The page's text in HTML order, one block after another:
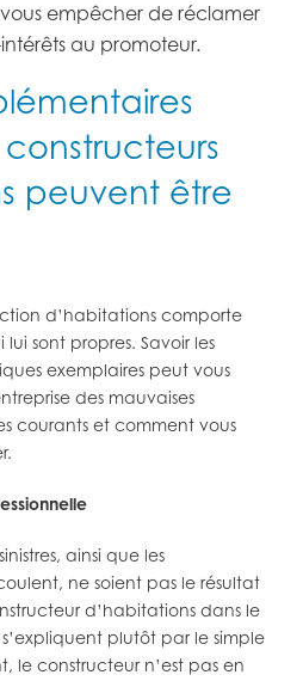
empêcher de réclamer
au promoteur.
peuvent être
d’habitations comporte
sont propres. Savoir les
exemplaires peut vous
des mauvaises
courants et comment vous
ainsi que les
ne soient pas le résultat
d’habitations dans le
plutôt par le simple
le constructeur n’est pas en